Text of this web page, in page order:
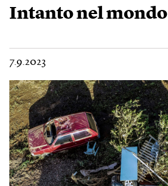
Intanto nel mondo
7.9.2023